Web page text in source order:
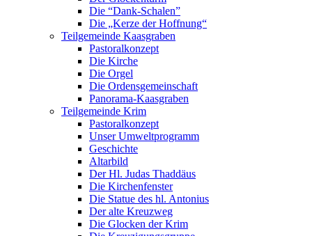
Die “Dank-Schalen”
Die „Kerze der Hoffnung“
Teilgemeinde Kaasgraben
Pastoralkonzept
Die Kirche
Die Orgel
Die Ordensgemeinschaft
Panorama-Kaasgraben
Teilgemeinde Krim
Pastoralkonzept
Unser Umweltprogramm
Geschichte
Altarbild
Der Hl. Judas Thaddäus
Die Kirchenfenster
Die Statue des hl. Antonius
Der alte Kreuzweg
Die Glocken der Krim